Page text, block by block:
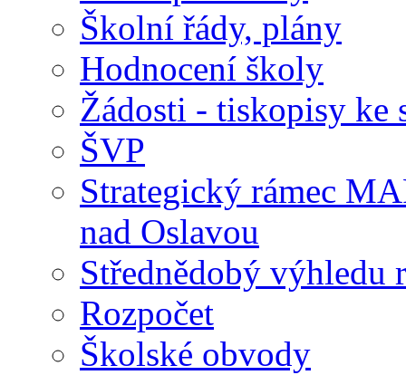
Školní řády, plány
Hodnocení školy
Žádosti - tiskopisy ke
ŠVP
Strategický rámec
nad Oslavou
Střednědobý výhledu
Rozpočet
Školské obvody